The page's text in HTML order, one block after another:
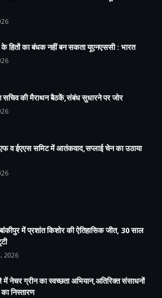
हितों का बंधक नहीं बन सकता यूएनएससी : भारत
सचिव की मैराथन बैठकें,संबंध सुधारने पर जोर
व ईएएस समिट में आतंकवाद,सप्लाई चेन का उठाया
में प्रशांत किशोर की ऐतिहासिक जीत, 30 साल
2026
में नेचर ग्रीन का स्वच्छता अभियान,अतिरिक्त संसाधनों
निस्तारण